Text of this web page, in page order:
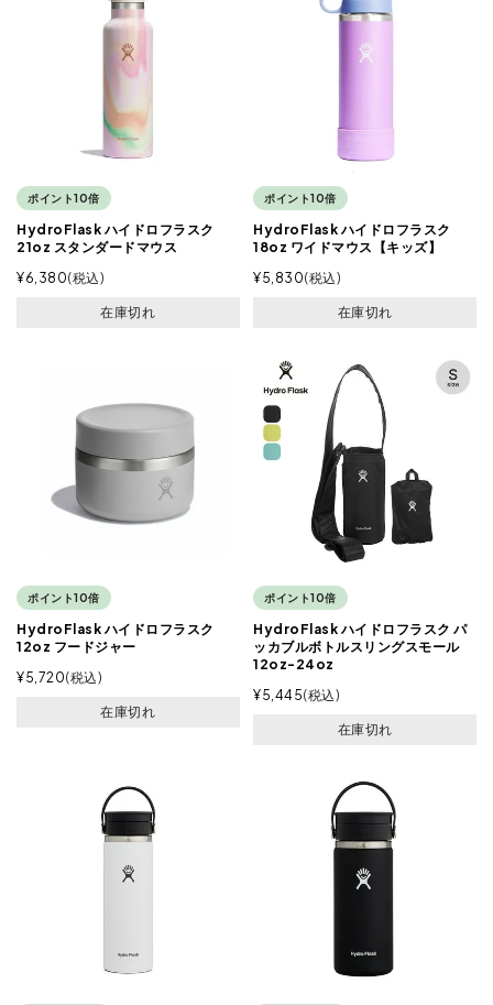
ポイント10倍
HydroFlask ハイドロフラスク
21oz スタンダードマウス
¥6,380 税込
在庫切れ
ポイント10倍
HydroFlask ハイドロフラスク
18oz ワイドマウス【キッズ】
¥5,830 税込
在庫切れ
ポイント10倍
HydroFlask ハイドロフラスク
12oz フードジャー
¥5,720 税込
在庫切れ
ポイント10倍
HydroFlask ハイドロフラスク パ
ッカブルボトルスリングスモール
12oz-24oz
¥5,445 税込
在庫切れ